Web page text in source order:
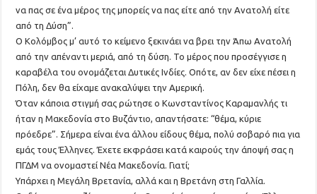
να πας σε ένα μέρος της μπορείς να πας είτε από την Ανατολή είτε
από τη Δύση”.
Ο Κολόμβος μ’ αυτό το κείμενο ξεκινάει να βρει την Άπω Ανατολή
από την απέναντι μεριά, από τη δύση. Το μέρος που προσέγγισε η
καραβέλα του ονομάζεται Δυτικές Ινδίες. Οπότε, αν δεν είχε πέσει η
Πόλη, δεν θα είχαμε ανακαλύψει την Αμερική.
Όταν κάποια στιγμή σας ρώτησε ο Κωνσταντίνος Καραμανλής τι
ήταν η Μακεδονία στο Βυζάντιο, απαντήσατε: “θέμα, κύριε
πρόεδρε”. Σήμερα είναι ένα άλλου είδους θέμα, πολύ σοβαρό πια για
εμάς τους Έλληνες. Έχετε εκφράσει κατά καιρούς την άποψή σας η
ΠΓΔΜ να ονομαστεί Νέα Μακεδονία. Γιατί;
Υπάρχει η Μεγάλη Βρετανία, αλλά και η Βρετάνη στη Γαλλία.